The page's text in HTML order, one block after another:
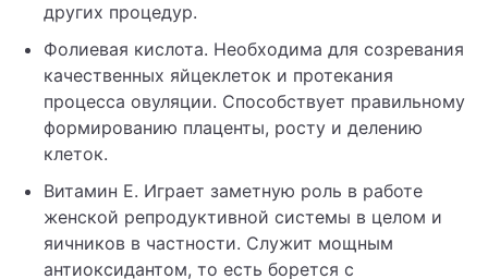
других процедур.
Фолиевая кислота. Необходима для созревания
качественных яйцеклеток и протекания
процесса овуляции. Способствует правильному
формированию плаценты, росту и делению
клеток.
Витамин Е. Играет заметную роль в работе
женской репродуктивной системы в целом и
яичников в частности. Служит мощным
антиоксидантом, то есть борется с